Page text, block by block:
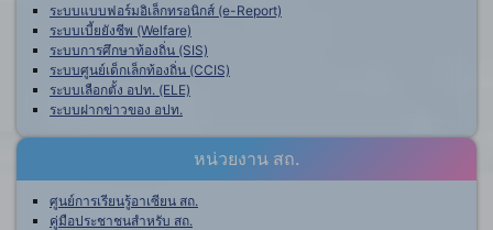
ระบบแบบฟอร์มอิเล็กทรอนิกส์ (e-Report)
ระบบเบี้ยยังชีพ (Welfare)
ระบบการศึกษาท้องถิ่น (SIS)
ระบบศูนย์เด็กเล็กท้องถิ่น (CCIS)
ระบบเลือกตั้ง อปท. (ELE)
ระบบฝากข่าวของ อปท.
หน่วยงาน สถ.
ศูนย์การเรียนรู้อาเซียน สถ.
คู่มือประชาชนสำหรับ สถ.